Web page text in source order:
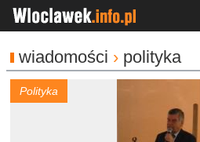
wiadomości › polityka
Polityka